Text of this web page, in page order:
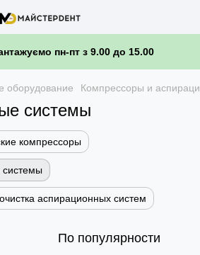
пн-пт з 9.00 до 15.00
оборудование Компрессоры и
системы
компрессоры
аспирационных систем
По популярности